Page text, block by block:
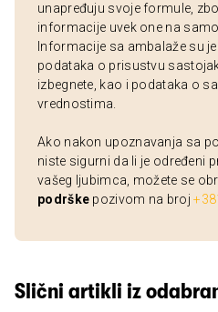
unapređuju svoje formule,
informacije uvek one na
Informacije sa ambalaže su
podataka o prisustvu
izbegnete, kao i podataka o
vrednostima.
Ako nakon upoznavanja sa
niste sigurni da li je određeni
vašeg ljubimca, možete se
podrške pozivom na broj
Slični artikli iz